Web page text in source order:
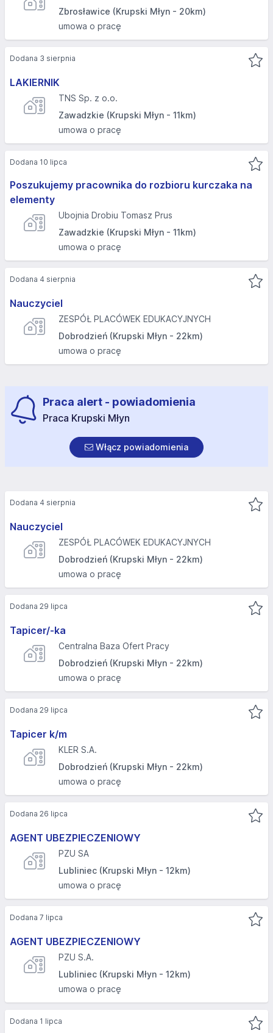
Zbrosławice (Krupski Młyn - 20km)
umowa o pracę
LAKIERNIK
TNS Sp. z o.o.
Zawadzkie (Krupski Młyn - 11km)
umowa o pracę
Dodana 3 sierpnia
Poszukujemy pracownika do rozbioru kurczaka na
elementy
Ubojnia Drobiu Tomasz Prus
Zawadzkie (Krupski Młyn - 11km)
umowa o pracę
Dodana 10 lipca
Nauczyciel
ZESPÓŁ PLACÓWEK EDUKACYJNYCH
Dobrodzień (Krupski Młyn - 22km)
umowa o pracę
Dodana 4 sierpnia
Praca alert - powiadomienia
Praca Krupski Młyn
Włącz powiadomienia
Nauczyciel
ZESPÓŁ PLACÓWEK EDUKACYJNYCH
Dobrodzień (Krupski Młyn - 22km)
umowa o pracę
Dodana 4 sierpnia
Tapicer/-ka
Centralna Baza Ofert Pracy
Dobrodzień (Krupski Młyn - 22km)
umowa o pracę
Dodana 29 lipca
Tapicer k/m
KLER S.A.
Dobrodzień (Krupski Młyn - 22km)
umowa o pracę
Dodana 29 lipca
AGENT UBEZPIECZENIOWY
PZU SA
Lubliniec (Krupski Młyn - 12km)
umowa o pracę
Dodana 26 lipca
AGENT UBEZPIECZENIOWY
PZU S.A.
Lubliniec (Krupski Młyn - 12km)
umowa o pracę
Dodana 7 lipca
Dodana 1 lipca